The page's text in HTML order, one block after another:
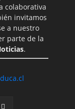
colaborativa
invitamos
a nuestro
parte de la
.